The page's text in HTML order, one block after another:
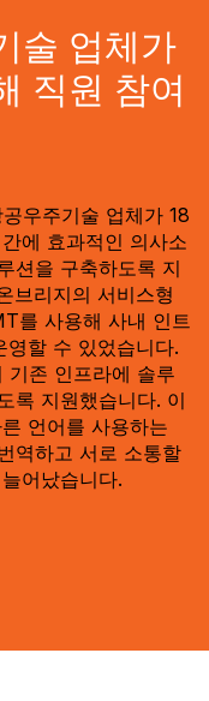
술 업체가
직원 참여
우주기술 업체가 18
에 효과적인 의사소
션을 구축하도록 지
브리지의 서비스형
를 사용해 사내 인트
할 수 있었습니다.
기존 인프라에 솔루
록 지원했습니다. 이
언어를 사용하는
역하고 서로 소통할
어났습니다.